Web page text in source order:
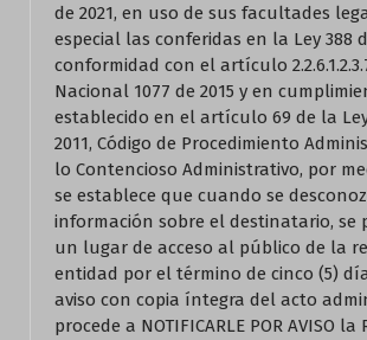
de 2021, en uso de sus facultades
especial las conferidas en la Ley 388
conformidad con el artículo
Nacional 1077 de 2015 y en
establecido en el artículo 69 de la
2011, Código de Procedimiento
lo Contencioso Administrativo, por
se establece que cuando se
información sobre el destinatario, se
un lugar de acceso al público de la
entidad por el término de cinco (5)
aviso con copia íntegra del acto
procede a NOTIFICARLE POR AVISO la